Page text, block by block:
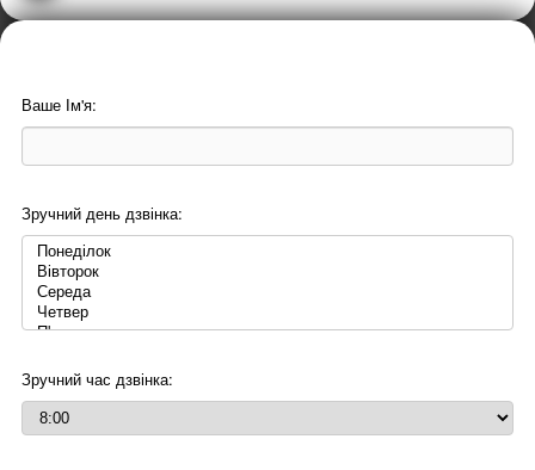
Ваше Ім'я:
Зручний день дзвінка:
Зручний час дзвінка: